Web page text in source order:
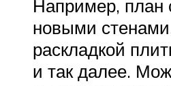
Например, план
новыми
раскладкой
и так далее.